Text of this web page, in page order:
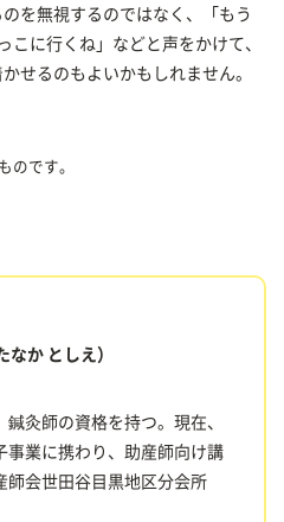
を無視するのではなく、「もう
こに行くね」などと声をかけて、
せるのもよいかもしれません。
のです。
なか としえ）
灸師の資格を持つ。現在、
事業に携わり、助産師向け講
師会世田谷目黒地区分会所